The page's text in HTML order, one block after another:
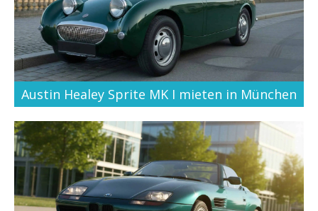
Austin Healey Sprite MK I mieten in München